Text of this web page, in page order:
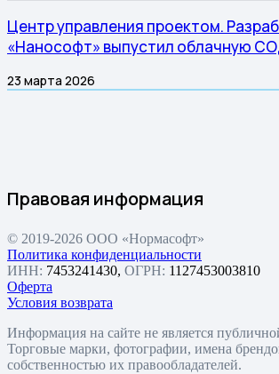
Центр управления проектом.
«Нанософт» выпустил облачную
23 марта 2026
Правовая информация
© 2019-2026 ООО «Нормасофт»
Политика конфиденциальности
ИНН: 7453241430, ОГРН: 1127453003810
Оферта
Условия возврата
Информация на сайте не является
Торговые марки, фотографии, имена
собственностью их правообладателей.